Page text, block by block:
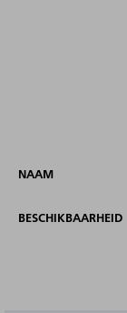
NAAM
BESCHIKBAARHEID